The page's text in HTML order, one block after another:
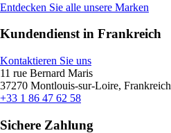
Entdecken Sie alle unsere Marken
Kundendienst in Frankreich
Kontaktieren Sie uns
11 rue Bernard Maris
37270 Montlouis-sur-Loire, Frankreich
+33 1 86 47 62 58
Sichere Zahlung